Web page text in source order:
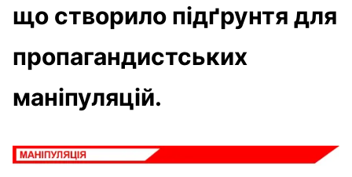
що створило підґрунтя для
пропагандистських
маніпуляцій.